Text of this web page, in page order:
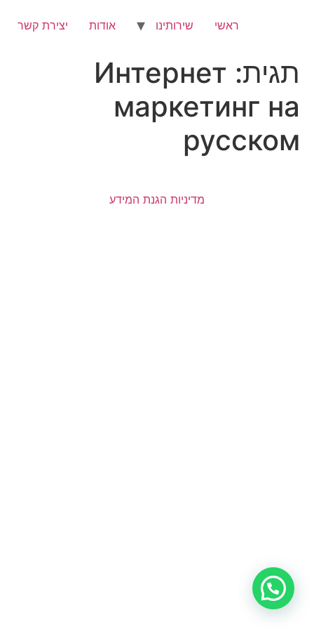
ראשי שירותינו אודות יצירת קשר
תגית: Интернет
маркетинг на
русском
מדיניות הגנת המידע